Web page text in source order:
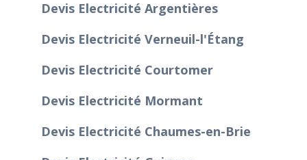
Devis Electricité Argentières
Devis Electricité Verneuil-l'Étang
Devis Electricité Courtomer
Devis Electricité Mormant
Devis Electricité Chaumes-en-Brie